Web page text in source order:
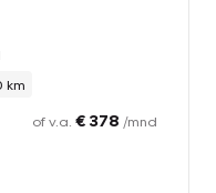
km
of v.a. € 378 /mnd